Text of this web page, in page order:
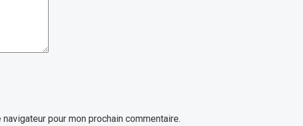
pour mon prochain commentaire.